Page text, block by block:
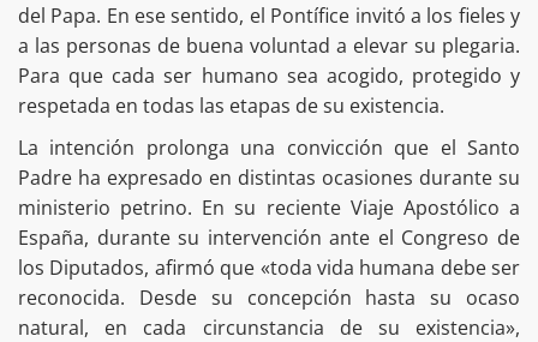
del Papa. En ese sentido, el Pontífice invitó a los fieles y
a las personas de buena voluntad a elevar su plegaria.
Para que cada ser humano sea acogido, protegido y
respetada en todas las etapas de su existencia.
La intención prolonga una convicción que el Santo
Padre ha expresado en distintas ocasiones durante su
ministerio petrino. En su reciente Viaje Apostólico a
España, durante su intervención ante el Congreso de
los Diputados, afirmó que «toda vida humana debe ser
reconocida. Desde su concepción hasta su ocaso
natural, en cada circunstancia de su existencia»,